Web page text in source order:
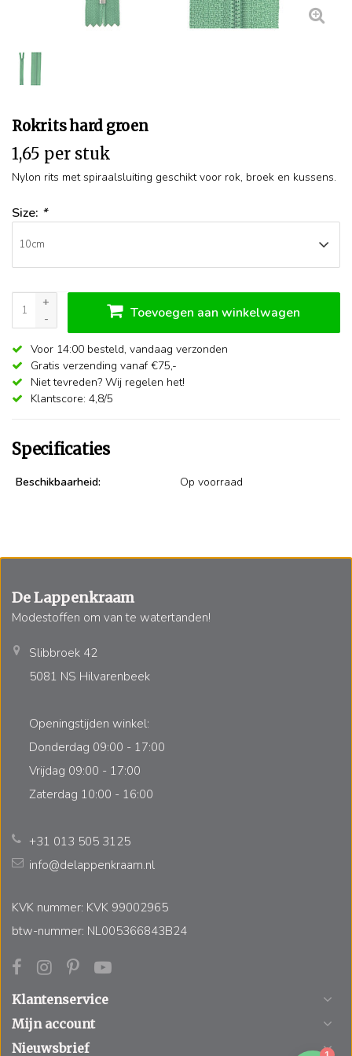
Rokrits hard groen
1,65 per stuk
Nylon rits met spiraalsluiting geschikt voor rok, broek en kussens.
Size: *
+
-
Toevoegen aan winkelwagen
Voor 14:00 besteld, vandaag verzonden
Gratis verzending vanaf €75,-
Niet tevreden? Wij regelen het!
Klantscore: 4,8/5
Specificaties
Beschikbaarheid: Op voorraad
De Lappenkraam
Modestoffen om van te watertanden!
Slibbroek 42
5081 NS Hilvarenbeek
Openingstijden winkel:
Donderdag 09:00 - 17:00
Vrijdag 09:00 - 17:00
Zaterdag 10:00 - 16:00
+31 013 505 3125
info@delappenkraam.nl
KVK nummer: KVK 99002965
btw-nummer: NL005366843B24
Klantenservice
Mijn account
Nieuwsbrief